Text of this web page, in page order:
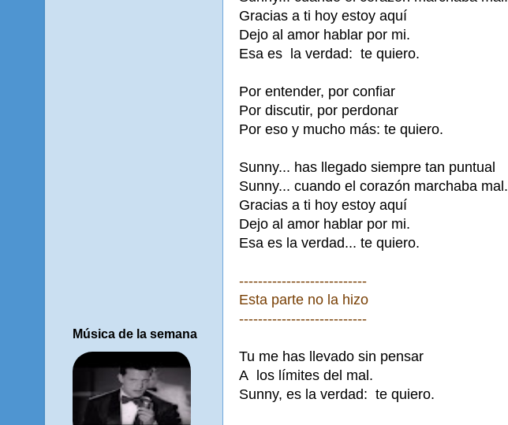
Gracias a ti hoy estoy aquí
Dejo al amor hablar por mi.
Esa es la verdad: te quiero.
Por entender, por confiar
Por discutir, por perdonar
Por eso y mucho más: te quiero.
Sunny... has llegado siempre tan puntual
Sunny... cuando el corazón marchaba mal.
Gracias a ti hoy estoy aquí
Dejo al amor hablar por mi.
Esa es la verdad... te quiero.
---------------------------
Esta parte no la hizo
---------------------------
Tu me has llevado sin pensar
A los límites del mal.
Sunny, es la verdad: te quiero.
Música de la semana